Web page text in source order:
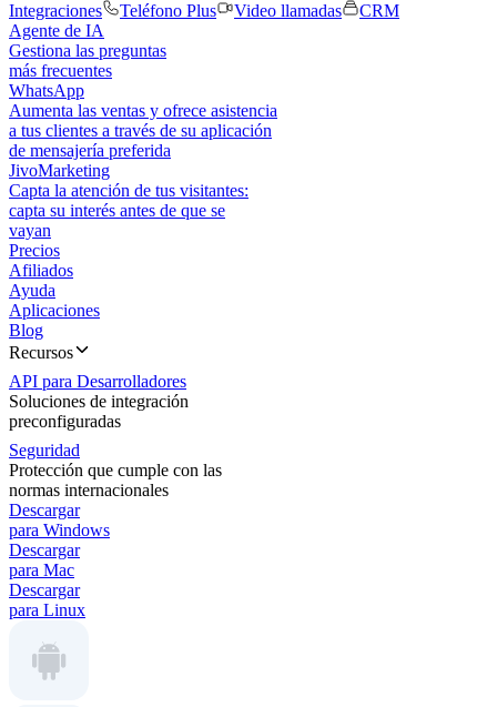
Integraciones
Teléfono Plus Video llamadas
CRM
Agente de IA
Gestiona las preguntas
más frecuentes
WhatsApp
Aumenta las ventas y ofrece asistencia
a tus clientes a través de su aplicación
de mensajería preferida
JivoMarketing
Capta la atención de tus visitantes:
capta su interés antes de que se
vayan
Precios
Afiliados
Ayuda
Aplicaciones
Blog
Recursos
API para Desarrolladores
Soluciones de integración
preconfiguradas
Seguridad
Protección que cumple con las
normas internacionales
Descargar
para Windows
Descargar
para Mac
Descargar
para Linux